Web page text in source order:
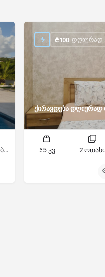
6 საძინებელი
ქირავდება დღიურად
₾100 ᲓᲦᲘᲣᲠᲐᲓ
35 კვ 2 ოთახი